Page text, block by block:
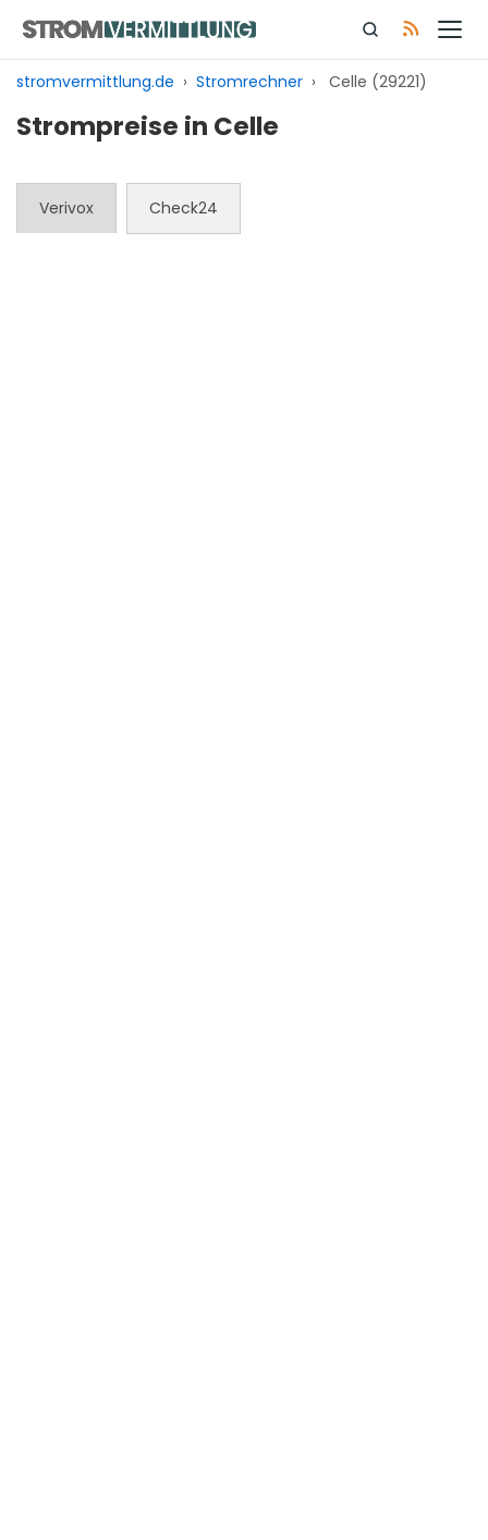
Inhalt
springen
stromvermittlung.de › Stromrechner › Celle (29221)
Strompreise in Celle
Verivox Check24